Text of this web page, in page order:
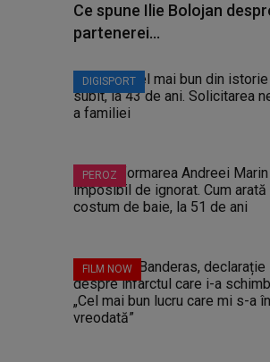
Ce spune Ilie Bolojan
partenerei...
DIGISPORT
PEROZ
FILM NOW